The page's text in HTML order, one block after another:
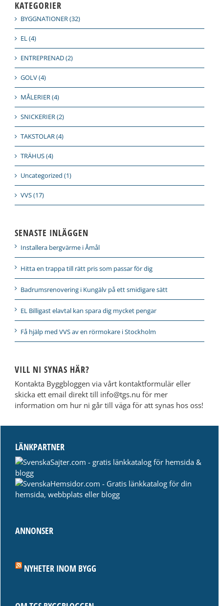
KATEGORIER
BYGGNATIONER (32)
EL (4)
ENTREPRENAD (2)
GOLV (4)
MÅLERIER (4)
SNICKERIER (2)
TAKSTOLAR (4)
TRÄHUS (4)
Uncategorized (1)
VVS (17)
SENASTE INLÄGGEN
Installera bergvärme i Åmål
Hitta en trappa till rätt pris som passar för dig
Badrumsrenovering i Kungälv på ett smidigare sätt
EL Billigast elavtal kan spara dig mycket pengar
Få hjälp med VVS av en rörmokare i Stockholm
VILL NI SYNAS HÄR?
Kontakta Byggbloggen via vårt kontaktformulär eller
skicka ett email direkt till info@tgs.nu för mer
information om hur ni går till väga för att synas hos oss!
LÄNKPARTNER
ANNONSER
NYHETER INOM BYGG